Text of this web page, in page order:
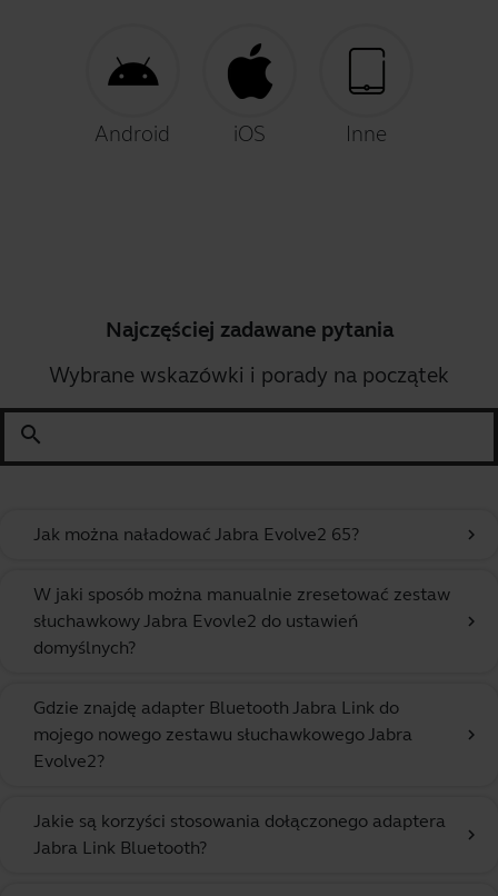
Android iOS Inne
Najczęściej zadawane pytania
Wybrane wskazówki i porady na początek
search
Jak można naładować Jabra Evolve2 65? chevron_right
W jaki sposób można manualnie zresetować zestaw
słuchawkowy Jabra Evovle2 do ustawień
domyślnych?
chevron_right
Gdzie znajdę adapter Bluetooth Jabra Link do
mojego nowego zestawu słuchawkowego Jabra
Evolve2?
chevron_right
Jakie są korzyści stosowania dołączonego adaptera
Jabra Link Bluetooth?
chevron_right